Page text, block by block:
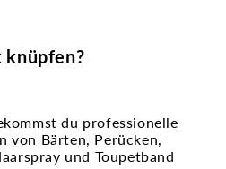
knüpfen?
du professionelle
von Bärten, Perücken,
und Toupetband